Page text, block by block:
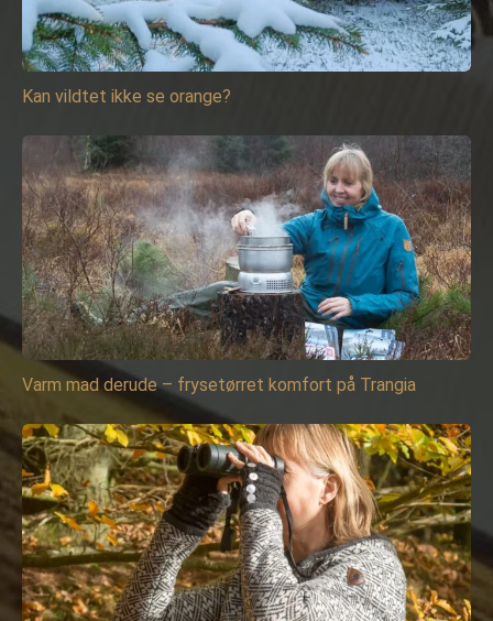
Kan vildtet ikke se orange?
Varm mad derude – frysetørret komfort på Trangia